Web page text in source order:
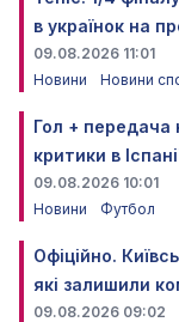
в українок на
09.08.2026 11:01
Новини
Новини
Гол + передача
критики в
09.08.2026 10:01
Новини
Футбол
Офіційно.
які залишили
09.08.2026 09:02